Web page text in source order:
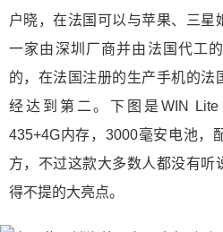
户晓，在法国可以与苹果、三星
一家由深圳厂商并由法国代工
的，在法国注册的生产手机的法
经达到第二。下图是WIN
435+4G内存，3000毫安电池，
方，不过这款大多数人都没有听
得不提的大亮点。